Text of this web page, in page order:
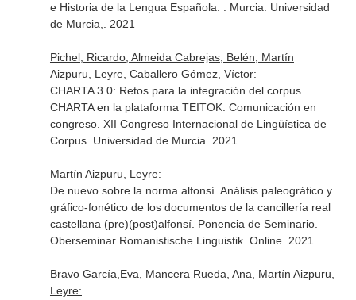
e Historia de la Lengua Española. . Murcia: Universidad
de Murcia,. 2021
Pichel, Ricardo, Almeida Cabrejas, Belén, Martín
Aizpuru, Leyre, Caballero Gómez, Víctor:
CHARTA 3.0: Retos para la integración del corpus
CHARTA en la plataforma TEITOK. Comunicación en
congreso. XII Congreso Internacional de Lingüística de
Corpus. Universidad de Murcia. 2021
Martín Aizpuru, Leyre:
De nuevo sobre la norma alfonsí. Análisis paleográfico y
gráfico-fonético de los documentos de la cancillería real
castellana (pre)(post)alfonsí. Ponencia de Seminario.
Oberseminar Romanistische Linguistik. Online. 2021
Bravo García,Eva, Mancera Rueda, Ana, Martín Aizpuru,
Leyre: